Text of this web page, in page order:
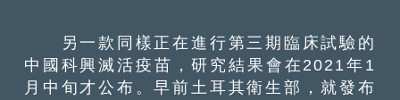
另一款同樣正在進行第三期臨床試驗的
中國科興滅活疫苗，研究結果會在2021年1
月中旬才公布。早前土耳其衛生部，就發布